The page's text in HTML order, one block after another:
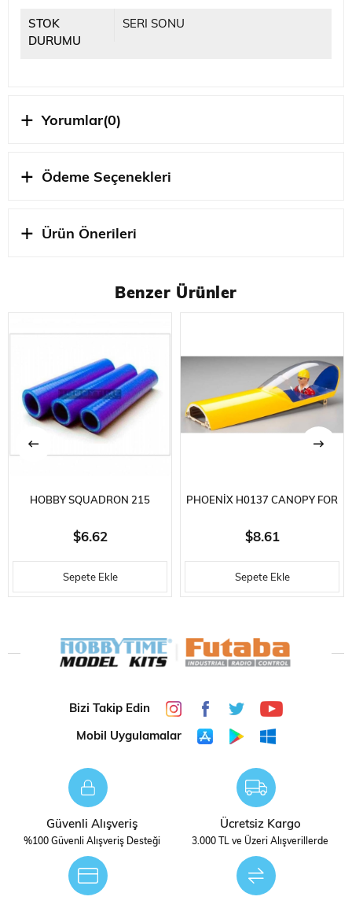
STOK
DURUMU
SERI SONU
Yorumlar(0)
Ödeme Seçenekleri
Ürün Önerileri
Benzer Ürünler
HOBBY SQUADRON 215
EXHAUST TUBE
14*T3*3P*L100(220)-BLUE
$6.62
Sepete Ekle
PHOENIX H0137 CANOPY FOR
PX SUKHOI .120
$8.61
Sepete Ekle
Bizi Takip Edin
Mobil Uygulamalar
Güvenli Alışveriş
%100 Güvenli Alışveriş Desteği
Ücretsiz Kargo
3.000 TL ve Üzeri Alışverillerde